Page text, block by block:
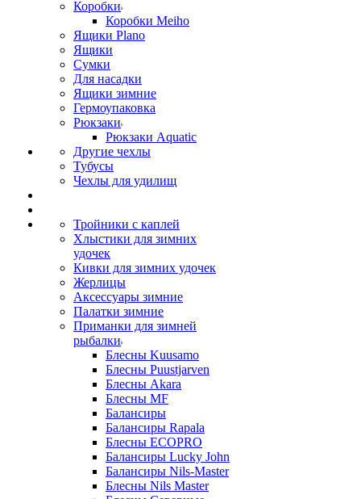
Коробки
Коробки Meiho
Ящики Plano
Ящики
Сумки
Для насадки
Ящики зимние
Гермоупаковка
Рюкзаки
Рюкзаки Aquatic
Другие чехлы
Тубусы
Чехлы для удилищ
Тройники с каплей
Хлыстики для зимних
удочек
Кивки для зимних удочек
Жерлицы
Аксессуары зимние
Палатки зимние
Приманки для зимней
рыбалки
Блесны Kuusamo
Блесны Puustjarven
Блесны Akara
Блесны MF
Балансиры
Балансиры Rapala
Блесны ECOPRO
Балансиры Lucky John
Балансиры Nils-Master
Блесны Nils Master